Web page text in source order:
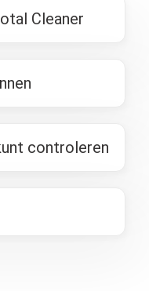
Cleaner
controleren